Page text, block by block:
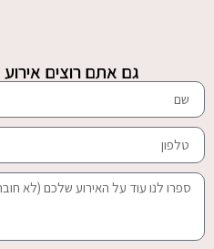
גם אתם רוצים אירוע